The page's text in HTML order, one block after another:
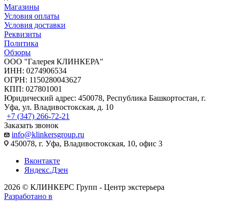
Магазины
Условия оплаты
Условия доставки
Реквизиты
Политика
Обзоры
ООО "Галерея КЛИНКЕРА"
ИНН: 0274906534
ОГРН: 1150280043627
КПП: 027801001
Юридический адрес: 450078, Республика Башкортостан, г.
Уфа, ул. Владивостокская, д. 10
+7 (347) 266-72-21
Заказать звонок
info@klinkersgroup.ru
450078, г. Уфа, Владивостокская, 10, офис 3
Вконтакте
Яндекс.Дзен
2026 © КЛИНКЕРС Групп - Центр экстерьера
Разработано в